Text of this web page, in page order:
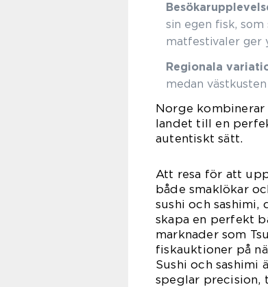
sin egen fisk,
matfestivaler ger
Regionala
medan
Norge
landet till en
autentiskt sätt.
Att resa för att
både smaklökar
sushi och sashimi,
skapa en perfekt
marknader som
fiskauktioner på
Sushi och sashimi
speglar precision,